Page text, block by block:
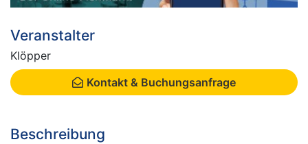
Veranstalter
Klöpper
Kontakt & Buchungsanfrage
Beschreibung